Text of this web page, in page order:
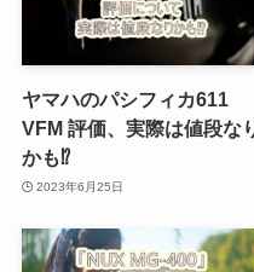
ヤマハのパシフィカ611
VFM 評価、実際は値段な
かも⁉
2023年6月25日